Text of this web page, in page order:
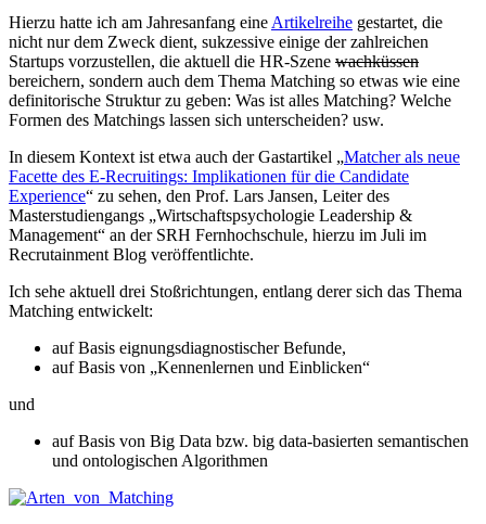
Hierzu hatte ich am Jahresanfang eine Artikelreihe gestartet, die
nicht nur dem Zweck dient, sukzessive einige der zahlreichen
Startups vorzustellen, die aktuell die HR-Szene wachküssen
bereichern, sondern auch dem Thema Matching so etwas wie eine
definitorische Struktur zu geben: Was ist alles Matching? Welche
Formen des Matchings lassen sich unterscheiden? usw.
In diesem Kontext ist etwa auch der Gastartikel „Matcher als neue
Facette des E-Recruitings: Implikationen für die Candidate
Experience“ zu sehen, den Prof. Lars Jansen, Leiter des
Masterstudiengangs „Wirtschaftspsychologie Leadership &
Management“ an der SRH Fernhochschule, hierzu im Juli im
Recrutainment Blog veröffentlichte.
Ich sehe aktuell drei Stoßrichtungen, entlang derer sich das Thema
Matching entwickelt:
auf Basis eignungsdiagnostischer Befunde,
auf Basis von „Kennenlernen und Einblicken“
und
auf Basis von Big Data bzw. big data-basierten semantischen
und ontologischen Algorithmen